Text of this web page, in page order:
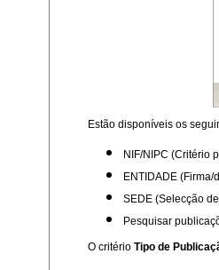
Estão disponíveis os
NIF/NIPC (Critério
ENTIDADE
SEDE (Selecção
Pesquisar
O critérioTipo de